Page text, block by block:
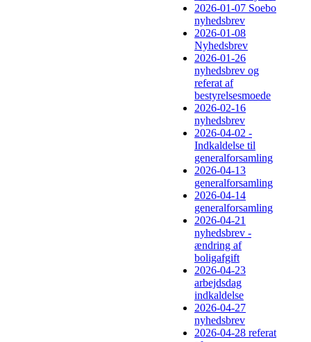
2026-01-07 Soebo
nyhedsbrev
2026-01-08
Nyhedsbrev
2026-01-26
nyhedsbrev og
referat af
bestyrelsesmoede
2026-02-16
nyhedsbrev
2026-04-02 -
Indkaldelse til
generalforsamling
2026-04-13
generalforsamling
2026-04-14
generalforsamling
2026-04-21
nyhedsbrev -
ændring af
boligafgift
2026-04-23
arbejdsdag
indkaldelse
2026-04-27
nyhedsbrev
2026-04-28 referat